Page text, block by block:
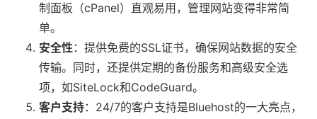
制面板（cPanel）直观易用，管理网站变得非常简
单。
安全性：提供免费的SSL证书，确保网站数据的安全
传输。同时，还提供定期的备份服务和高级安全选
项，如SiteLock和CodeGuard。
客户支持：24/7的客户支持是Bluehost的一大亮点，